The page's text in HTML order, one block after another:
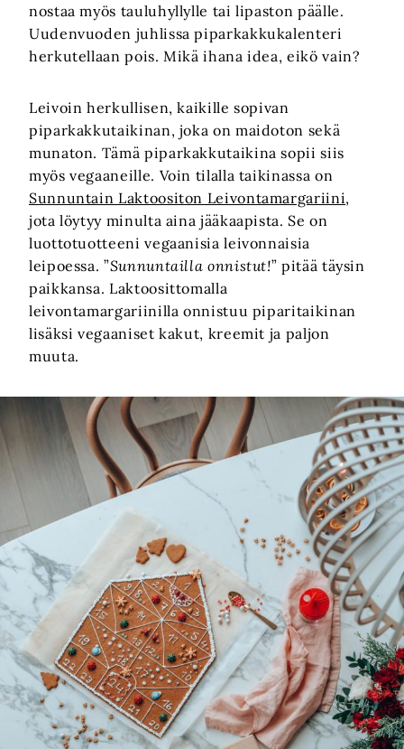
nostaa myös tauluhyllylle tai lipaston päälle.
Uudenvuoden juhlissa piparkakkukalenteri
herkutellaan pois. Mikä ihana idea, eikö vain?
Leivoin herkullisen, kaikille sopivan
piparkakkutaikinan, joka on maidoton sekä
munaton. Tämä piparkakkutaikina sopii siis
myös vegaaneille. Voin tilalla taikinassa on
Sunnuntain Laktoositon Leivontamargariini,
jota löytyy minulta aina jääkaapista. Se on
luottotuotteeni vegaanisia leivonnaisia
leipoessa. ”Sunnuntailla onnistut!” pitää täysin
paikkansa. Laktoosittomalla
leivontamargariinilla onnistuu piparitaikinan
lisäksi vegaaniset kakut, kreemit ja paljon
muuta.